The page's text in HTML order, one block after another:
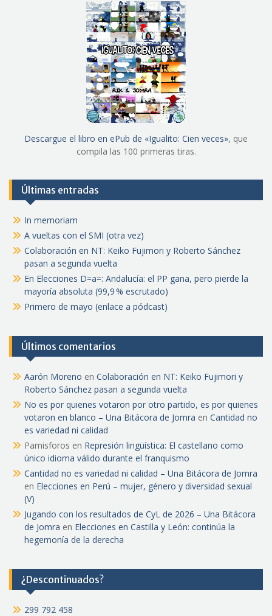
Descargue el libro en ePub de «Igualito: Cien veces», que
compila las 100 primeras tiras.
Últimas entradas
In memoriam
A vueltas con el SMI (otra vez)
Colaboración en NT: Keiko Fujimori y Roberto Sánchez
pasan a segunda vuelta
En Elecciones D=a=: Andalucía: el PP gana, pero pierde la
mayoría absoluta (99,9 % escrutado)
Primero de mayo (enlace a pódcast)
Últimos comentarios
Aarón Moreno en Colaboración en NT: Keiko Fujimori y
Roberto Sánchez pasan a segunda vuelta
No es por quienes votaron por otro partido, es por quienes
votaron en blanco – Una Bitácora de Jomra en Cantidad no
es variedad ni calidad
Pamisforos en Represión lingüística: El castellano como
único idioma válido durante el franquismo
Cantidad no es variedad ni calidad – Una Bitácora de Jomra
en Elecciones en Perú – mujer, género y diversidad sexual
(V)
Jugando con los resultados de CyL de 2026 – Una Bitácora
de Jomra en Elecciones en Castilla y León: continúa la
hegemonía de la derecha
¿Descontinuados?
299 792 458